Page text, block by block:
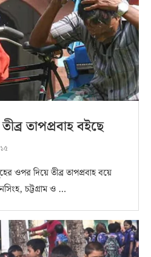
তাপপ্রবাহ বইছে
ওপর দিয়ে তীব্র তাপপ্রবাহ বয়ে
চট্টগ্রাম ও …